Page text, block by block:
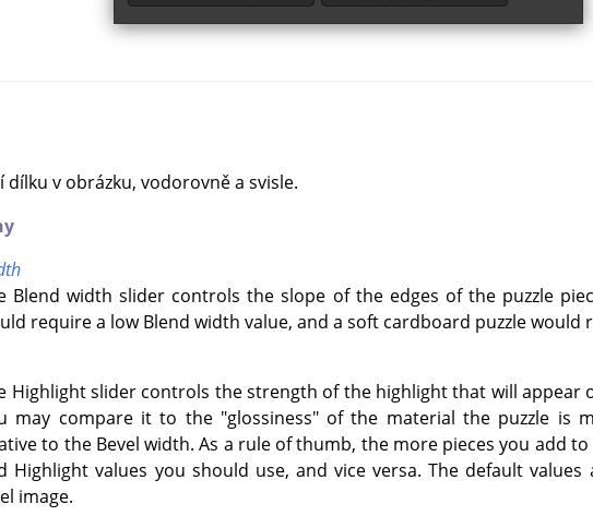
dílku v obrázku, vodorovně a svisle.
Blend width slider controls the slope of the edges of the puzzle
require a low Blend width value, and a soft cardboard puzzle would
Highlight slider controls the strength of the highlight that will appear
may compare it to the "glossiness" of the material the puzzle is
to the Bevel width. As a rule of thumb, the more pieces you add
Highlight values you should use, and vice versa. The default
image.